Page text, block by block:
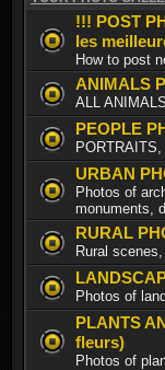
!!! POST
les
How to post
ANIMALS
ALL
PEOPLE
URBAN
Photos of
monuments,
RURAL
Rural
Photos of
PLANTS
fleurs)
Photos of